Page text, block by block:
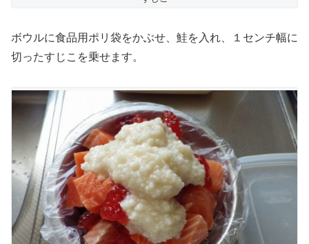
ボウルに食品用ポリ袋をかぶせ、鮭を入れ、１センチ幅に
切ったすじこを乗せます。